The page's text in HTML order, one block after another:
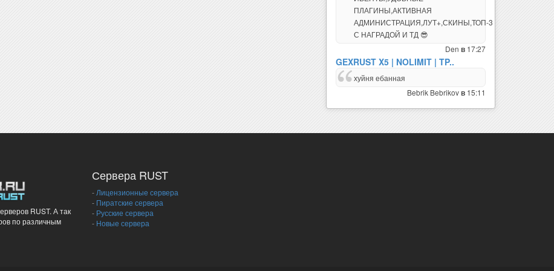
АДМИНИСТРАЦИЯ,ЛУТ+,СКИНЫ,ТОП-3
С НАГРАДОЙ И ТД 😎
GEXRUST X5 | NOLIMIT | TP..
хуйня ебанная
RUST. А так
по различным
-Лицензионные сервера
Пиратские сервера
Русские сервера
Новые сервера